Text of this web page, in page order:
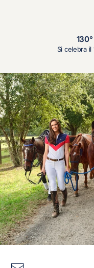
Si celebra il